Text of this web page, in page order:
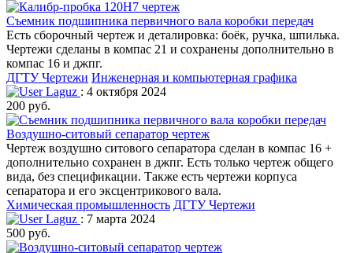
Съемник подшипника первичного вала коробки передач
Есть сборочный чертеж и деталировка: боёк, ручка, шпилька.
Чертежи сделаны в компас 21 и сохранены дополнительно в
компас 16 и джпг.
ДГТУЧертежи Инженерная и компьютерная графика
Laguz : 4 октября 2024
200 руб.
Воздушно-ситовый сепаратор чертеж
Чертеж воздушно ситового сепаратора сделан в компас 16 +
дополнительно сохранен в джпг. Есть только чертеж общего
вида, без спецификации. Также есть чертежи корпуса
сепаратора и его эксцентрикового вала.
Химическая промышленность ДГТУЧертежи
Laguz : 7 марта 2024
500 руб.